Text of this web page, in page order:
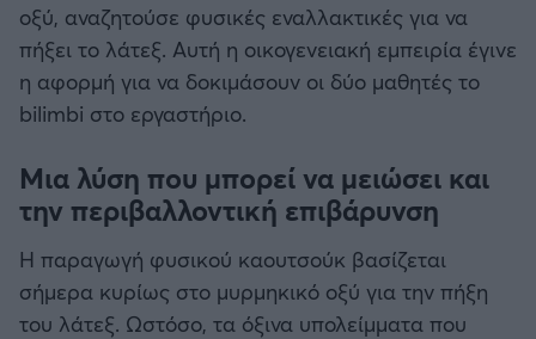
οξύ, αναζητούσε φυσικές εναλλακτικές για να
πήξει το λάτεξ. Αυτή η οικογενειακή εμπειρία έγινε
η αφορμή για να δοκιμάσουν οι δύο μαθητές το
bilimbi στο εργαστήριο.
Μια λύση που μπορεί να μειώσει και
την περιβαλλοντική επιβάρυνση
Η παραγωγή φυσικού καουτσούκ βασίζεται
σήμερα κυρίως στο μυρμηκικό οξύ για την πήξη
του λάτεξ. Ωστόσο, τα όξινα υπολείμματα που